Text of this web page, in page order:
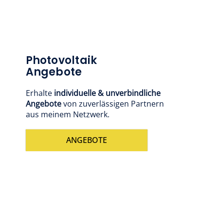
Photovoltaik
Angebote
Erhalte individuelle & unverbindliche
Angebotevon zuverlässigen Partnern
aus meinem Netzwerk.
ANGEBOTE